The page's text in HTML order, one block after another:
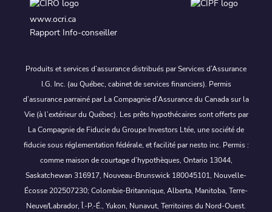
www.ocri.ca
Rapport Info-conseiller
Produits et services d’assurance distribués par Services d’Assurance
I.G. Inc. (au Québec, cabinet de services financiers). Permis
d’assurance parrainé par La Compagnie d’Assurance du Canada sur la
Vie (à l’extérieur du Québec). Les prêts hypothécaires sont offerts par
La Compagnie de Fiducie du Groupe Investors Ltée, une société de
fiducie sous réglementation fédérale, et facilité par nesto inc. Permis :
comme maison de courtage d’hypothèques, Ontario 13044,
Saskatchewan 316917, Nouveau-Brunswick 180045101, Nouvelle-
Écosse 202507230; Colombie-Britannique, Alberta, Manitoba, Terre-
Neuve/Labrador, Î.-P.-É., Yukon, Nunavut, Territoires du Nord-Ouest.